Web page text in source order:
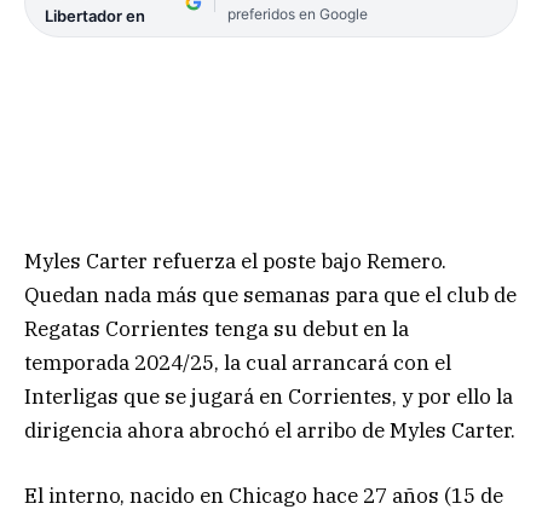
Libertador en
preferidos en Google
Myles Carter refuerza el poste bajo Remero.
Quedan nada más que semanas para que el club de
Regatas Corrientes tenga su debut en la
temporada 2024/25, la cual arrancará con el
Interligas que se jugará en Corrientes, y por ello la
dirigencia ahora abrochó el arribo de Myles Carter.
El interno, nacido en Chicago hace 27 años (15 de